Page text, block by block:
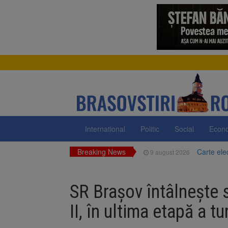
International Politic Social
Breaking News 9 august 2026 Carte
Zece
9 august 2026 La 97 de
9 august 2026 Avocații
SR Braşov întâlnește
II, în ultima etapă a